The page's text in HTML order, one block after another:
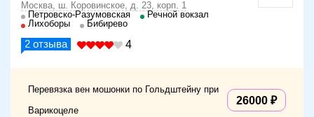
Москва, ш. Коровинское, д. 23, корп. 1
Петровско-Разумовская
Речной вокзал
Лихоборы
Бибирево
2 отзыва 4
Перевязка вен мошонки по Гольдштейну при
Варикоцеле
26000